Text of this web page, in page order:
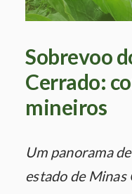
Sobrevoo
Cerrado:
mineiros
Um panorama
estado de Minas